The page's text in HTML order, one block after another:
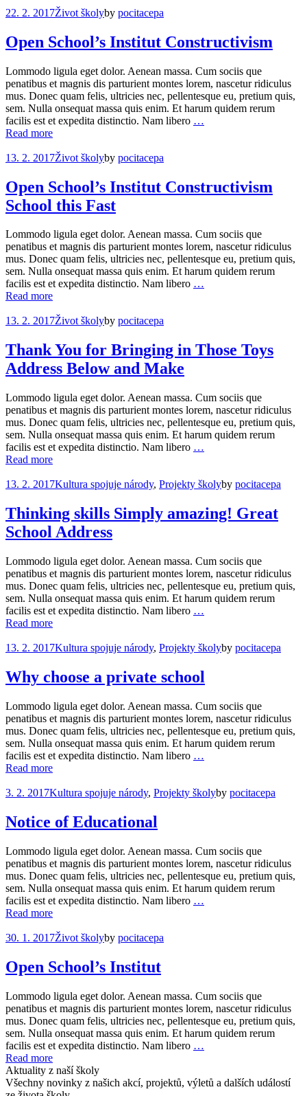
22. 2. 2017Život školyby pocitacepa
Open School’s Institut Constructivism
Lommodo ligula eget dolor. Aenean massa. Cum sociis que
penatibus et magnis dis parturient montes lorem, nascetur ridiculus
mus. Donec quam felis, ultricies nec, pellentesque eu, pretium quis,
sem. Nulla onsequat massa quis enim. Et harum quidem rerum
facilis est et expedita distinctio. Nam libero …
Read more
13. 2. 2017Život školyby pocitacepa
Open School’s Institut Constructivism
School this Fast
Lommodo ligula eget dolor. Aenean massa. Cum sociis que
penatibus et magnis dis parturient montes lorem, nascetur ridiculus
mus. Donec quam felis, ultricies nec, pellentesque eu, pretium quis,
sem. Nulla onsequat massa quis enim. Et harum quidem rerum
facilis est et expedita distinctio. Nam libero …
Read more
13. 2. 2017Život školyby pocitacepa
Thank You for Bringing in Those Toys
Address Below and Make
Lommodo ligula eget dolor. Aenean massa. Cum sociis que
penatibus et magnis dis parturient montes lorem, nascetur ridiculus
mus. Donec quam felis, ultricies nec, pellentesque eu, pretium quis,
sem. Nulla onsequat massa quis enim. Et harum quidem rerum
facilis est et expedita distinctio. Nam libero …
Read more
13. 2. 2017Kultura spojuje národy, Projekty školyby pocitacepa
Thinking skills Simply amazing! Great
School Address
Lommodo ligula eget dolor. Aenean massa. Cum sociis que
penatibus et magnis dis parturient montes lorem, nascetur ridiculus
mus. Donec quam felis, ultricies nec, pellentesque eu, pretium quis,
sem. Nulla onsequat massa quis enim. Et harum quidem rerum
facilis est et expedita distinctio. Nam libero …
Read more
13. 2. 2017Kultura spojuje národy, Projekty školyby pocitacepa
Why choose a private school
Lommodo ligula eget dolor. Aenean massa. Cum sociis que
penatibus et magnis dis parturient montes lorem, nascetur ridiculus
mus. Donec quam felis, ultricies nec, pellentesque eu, pretium quis,
sem. Nulla onsequat massa quis enim. Et harum quidem rerum
facilis est et expedita distinctio. Nam libero …
Read more
3. 2. 2017Kultura spojuje národy, Projekty školyby pocitacepa
Notice of Educational
Lommodo ligula eget dolor. Aenean massa. Cum sociis que
penatibus et magnis dis parturient montes lorem, nascetur ridiculus
mus. Donec quam felis, ultricies nec, pellentesque eu, pretium quis,
sem. Nulla onsequat massa quis enim. Et harum quidem rerum
facilis est et expedita distinctio. Nam libero …
Read more
30. 1. 2017Život školyby pocitacepa
Open School’s Institut
Lommodo ligula eget dolor. Aenean massa. Cum sociis que
penatibus et magnis dis parturient montes lorem, nascetur ridiculus
mus. Donec quam felis, ultricies nec, pellentesque eu, pretium quis,
sem. Nulla onsequat massa quis enim. Et harum quidem rerum
facilis est et expedita distinctio. Nam libero …
Read more
Aktuality z naší školy
Všechny novinky z našich akcí, projektů, výletů a dalších událostí